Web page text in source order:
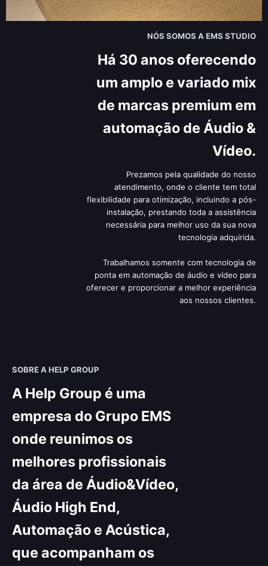
NÓS SOMOS A EMS STUDIO
Há 30 anos oferecendo
um amplo e variado mix
de marcas premium em
automação de Áudio &
Vídeo.
Prezamos pela qualidade do nosso
atendimento, onde o cliente tem total
flexibilidade para otimização, incluindo a pós-
instalação, prestando toda a assistência
necessária para melhor uso da sua nova
tecnologia adquirida.
Trabalhamos somente com tecnologia de
ponta em automação de áudio e vídeo para
oferecer e proporcionar a melhor experiência
aos nossos clientes.
SOBRE A HELP GROUP
A Help Group é uma
empresa do Grupo EMS
onde reunimos os
melhores profissionais
da área de Áudio&Vídeo,
Áudio High End,
Automação e Acústica,
que acompanham os